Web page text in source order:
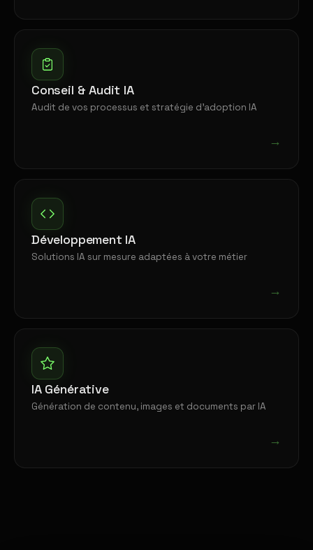
Conseil & Audit IA
Audit de vos processus et stratégie d'adoption IA
→
Développement IA
Solutions IA sur mesure adaptées à votre métier
→
IA Générative
Génération de contenu, images et documents par IA
→